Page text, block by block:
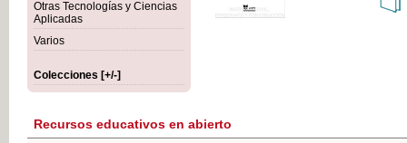
Otras Tecnologías y Ciencias
Aplicadas
Varios
Colecciones [+/-]
Recursos educativos en abierto